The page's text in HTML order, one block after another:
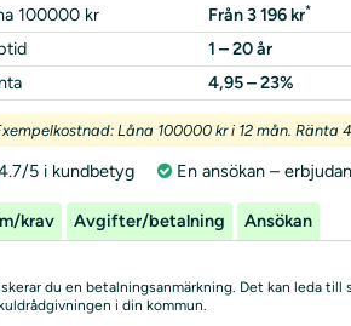
100000 kr Från 3 196 kr*
1 – 20 år
4,95 – 23%
Låna 100000 kr i 12 mån. Ränta
5 i kundbetyg En ansökan –
krav Avgifter/betalning Ansökan
du en betalningsanmärkning. Det kan leda
i din kommun.